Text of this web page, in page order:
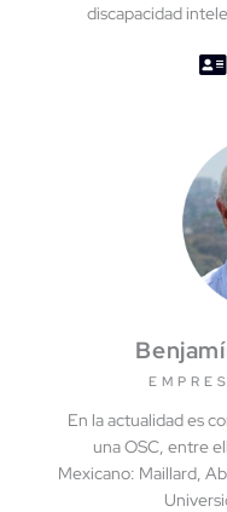
discapacidad
En la actualidad es
una OSC, entre
Mexicano: Maillard,